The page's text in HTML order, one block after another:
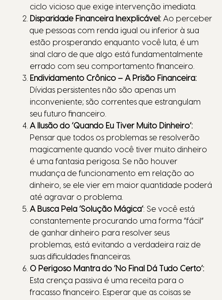
ciclo vicioso que exige intervenção imediata.
Disparidade Financeira Inexplicável: Ao perceber
que pessoas com renda igual ou inferior à sua
estão prosperando enquanto você luta, é um
sinal claro de que algo está fundamentalmente
errado com seu comportamento financeiro.
Endividamento Crônico – A Prisão Financeira:
Dívidas persistentes não são apenas um
inconveniente; são correntes que estrangulam
seu futuro financeiro.
A Ilusão do ‘Quando Eu Tiver Muito Dinheiro’:
Pensar que todos os problemas se resolverão
magicamente quando você tiver muito dinheiro
é uma fantasia perigosa. Se não houver
mudança de funcionamento em relação ao
dinheiro, se ele vier em maior quantidade poderá
até agravar o problema.
A Busca Pela ‘Solução Mágica’: Se você está
constantemente procurando uma forma “fácil”
de ganhar dinheiro para resolver seus
problemas, está evitando a verdadeira raiz de
suas dificuldades financeiras.
O Perigoso Mantra do ‘No Final Dá Tudo Certo’:
Esta crença passiva é uma receita para o
fracasso financeiro. Esperar que as coisas se